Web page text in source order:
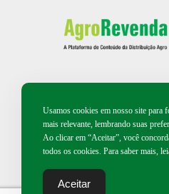
Usamos cookies em nosso site para
mais relevante, lembrando suas
Ao clicar em “Aceitar”, você
todos os cookies. Para saber mais,
Aceitar